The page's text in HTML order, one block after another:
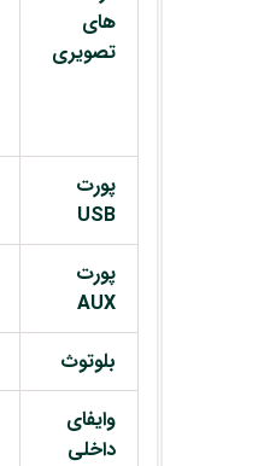
های
تصویری
پورت
USB
پورت
AUX
بلوتوث
وایفای
داخلی